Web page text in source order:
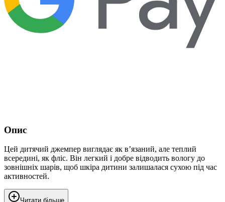
Опис
Цей дитячий джемпер виглядає як в’язаний, але теплий
всередині, як фліс. Він легкий і добре відводить вологу до
зовнішніх шарів, щоб шкіра дитини залишалася сухою під час
активностей.
Читати більше